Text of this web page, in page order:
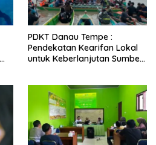
PDKT Danau Tempe :
Pendekatan Kearifan Lokal
untuk Keberlanjutan Sumber